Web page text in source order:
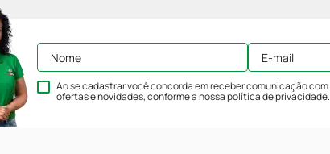
Ao se cadastrar você concorda em receber comunicação com
ofertas e novidades, conforme a nossapolítica de privacidade.